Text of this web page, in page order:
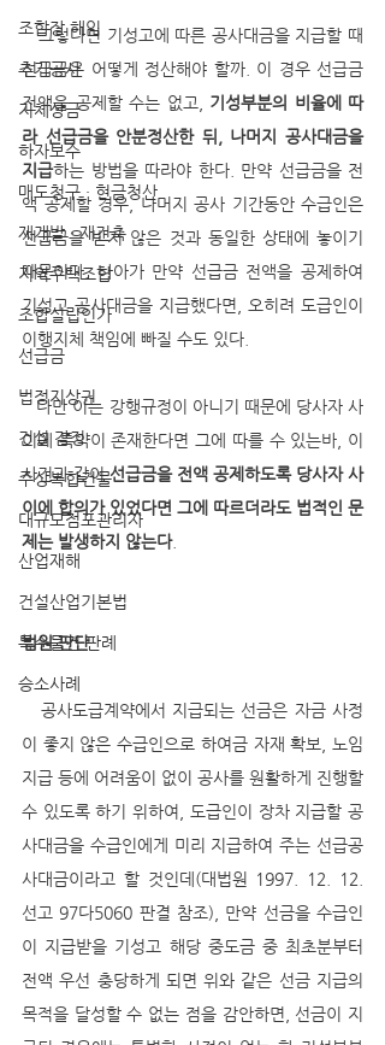
조합장 해임
추가공사
지체상금
하자보수
매도청구 · 현금청산
재개발 · 재건축
지역주택조합
조합설립인가
선급금
법정지상권
건설 감정
주상복합건물
대규모점포관리자
산업재해
건설산업기본법
특수물건 판례
승소사례
   그렇다면 기성고에 따른 공사대금을 지급할 때
선급금은 어떻게 정산해야 할까. 이 경우 선급금
전액을 공제할 수는 없고, 기성부분의 비율에 따
라 선급금을 안분정산한 뒤, 나머지 공사대금을
지급하는 방법을 따라야 한다. 만약 선급금을 전
액 공제할 경우, 나머지 공사 기간동안 수급인은
선급금을 받지 않은 것과 동일한 상태에 놓이기
때문이다. 나아가 만약 선급금 전액을 공제하여
기성고 공사대금을 지급했다면, 오히려 도급인이
이행지체 책임에 빠질 수도 있다.
   다만 이는 강행규정이 아니기 때문에 당사자 사
이에 특약이 존재한다면 그에 따를 수 있는바, 이
사건과 같이 선급금을 전액 공제하도록 당사자 사
이에 합의가 있었다면 그에 따르더라도 법적인 문
제는 발생하지 않는다.
법원 판단
이 좋지 않은 수급인으로 하여금 자재 확보, 노임
지급 등에 어려움이 없이 공사를 원활하게 진행할
수 있도록 하기 위하여, 도급인이 장차 지급할 공
사대금을 수급인에게 미리 지급하여 주는 선급공
사대금이라고 할 것인데(대법원 1997. 12. 12.
선고 97다5060 판결 참조), 만약 선금을 수급인
이 지급받을 기성고 해당 중도금 중 최초분부터
전액 우선 충당하게 되면 위와 같은 선금 지급의
목적을 달성할 수 없는 점을 감안하면, 선금이 지